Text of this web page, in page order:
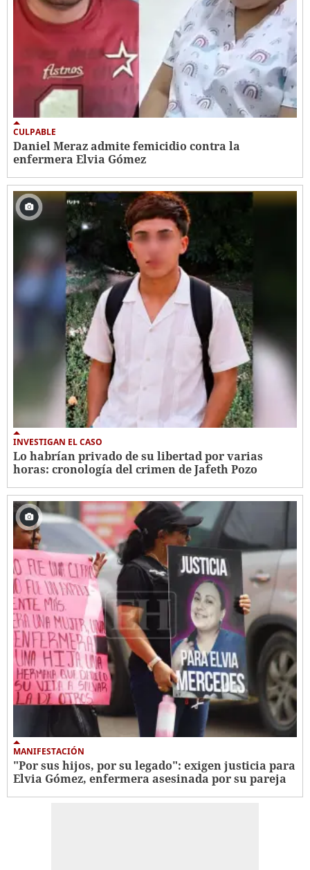
CULPABLE
Daniel Meraz admite femicidio contra la
enfermera Elvia Gómez
INVESTIGAN EL CASO
Lo habrían privado de su libertad por varias
horas: cronología del crimen de Jafeth Pozo
MANIFESTACIÓN
"Por sus hijos, por su legado": exigen justicia para
Elvia Gómez, enfermera asesinada por su pareja